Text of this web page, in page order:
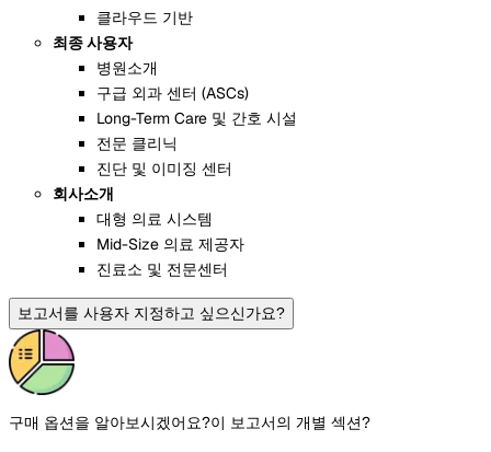
클라우드 기반
최종 사용자
병원소개
구급 외과 센터 (ASCs)
Long-Term Care 및 간호 시설
전문 클리닉
진단 및 이미징 센터
회사소개
대형 의료 시스템
Mid-Size 의료 제공자
진료소 및 전문센터
보고서를 사용자 지정하고 싶으신가요?
구매 옵션을 알아보시겠어요?이 보고서의 개별 섹션?